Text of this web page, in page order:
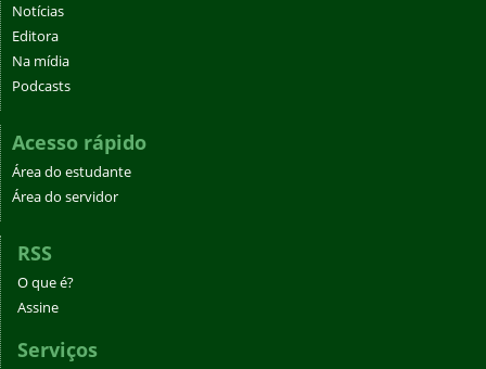
Notícias
Editora
Na mídia
Podcasts
Acesso rápido
Área do estudante
Área do servidor
RSS
O que é?
Assine
Serviços